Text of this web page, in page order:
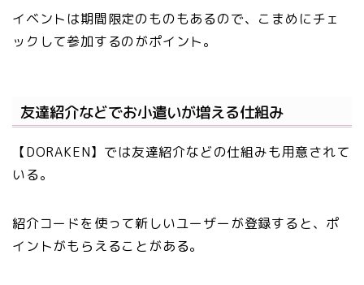
イベントは期間限定のものもあるので、こまめにチェ
ックして参加するのがポイント。
友達紹介などでお小遣いが増える仕組み
【DORAKEN】では友達紹介などの仕組みも用意されて
いる。
紹介コードを使って新しいユーザーが登録すると、ポ
イントがもらえることがある。